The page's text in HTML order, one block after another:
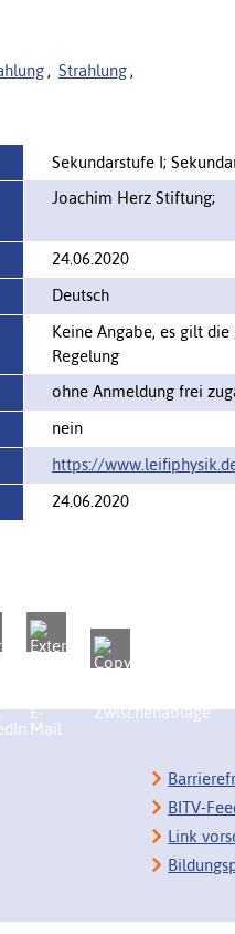
, Strahlung ,
Sekundarstufe I;
Joachim Herz Stiftung;
24.06.2020
Deutsch
Keine Angabe, es gilt die
Regelung
ohne Anmeldung frei
nein
https://‌
24.06.2020
BITV-
Link